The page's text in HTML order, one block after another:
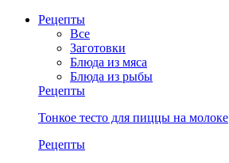
Рецепты
Все
Заготовки
Блюда из мяса
Блюда из рыбы
Рецепты
Тонкое тесто для пиццы на молоке
Рецепты